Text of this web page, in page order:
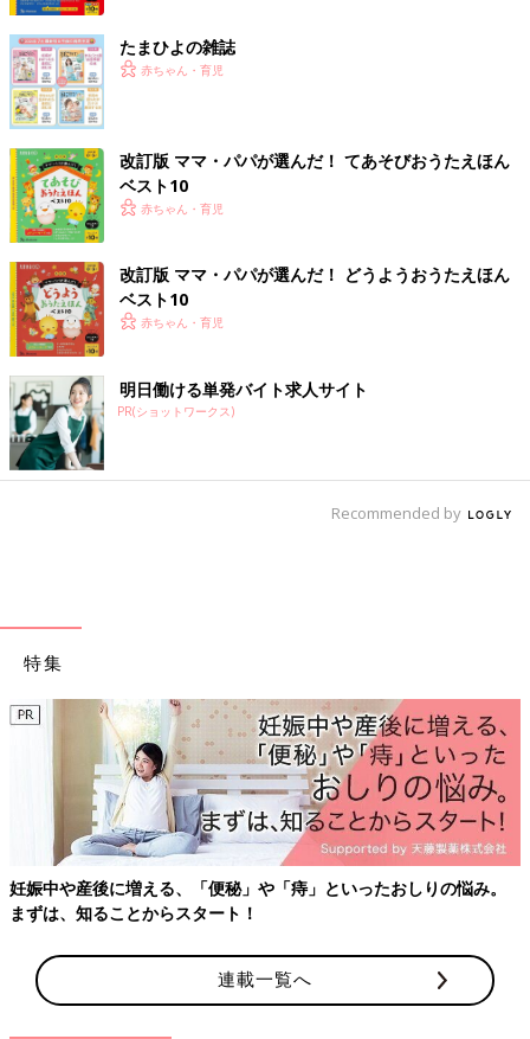
絵本の主な作品に「うんこ！」（西村敏雄・絵／文溪堂）、「わ
たしはあかねこ」（西村敏雄・絵／文溪堂）、「とこやにいった
ライオン」（おくはらゆめ・絵／教育画劇）等。
この記事では、2019年3月に立教大学で開催されたイベント「た
まひよカレッジin立教大学2019年春講座」で行われたサトシンさ
ん・大熊玄先生の講義「人気絵本『わたしはあかねこ』から考え
る子育て・自己肯定感」の内容を抜粋して紹介しました。
「ママになっても・パパになっても学びたい！」を実現する学び
の場「たまひよカレッジ」
。ママとパパが赤ちゃん連れで大学で
学ぶ1日、興味のある方は、
（文・たまひよカレッジ運営事務局）
たまひよの雑誌
赤ちゃん・育児
改訂版 ママ・パパが選んだ！ てあそびおうたえほん
ベスト10
赤ちゃん・育児
改訂版 ママ・パパが選んだ！ どうようおうたえほん
ベスト10
赤ちゃん・育児
明日働ける単発バイト求人サイト
PR(ショットワークス)
Recommended by
特集
妊娠中や産後に増える、「便秘」や「痔」といったおしりの悩み。
まずは、知ることからスタート！
連載一覧へ